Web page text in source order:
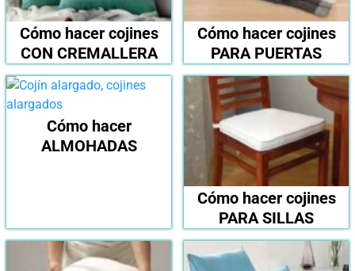
Cómo hacer cojines
CON CREMALLERA
Cómo hacer cojines
PARA PUERTAS
Cómo hacer
ALMOHADAS
Cómo hacer cojines
PARA SILLAS